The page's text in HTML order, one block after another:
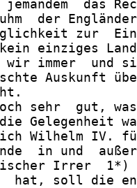
jemandem  das
der
zur
einziges
wir immer  und
Auskunft
sehr  gut,
Gelegenheit
Wilhelm IV.
in und
Irrer
hat, soll die